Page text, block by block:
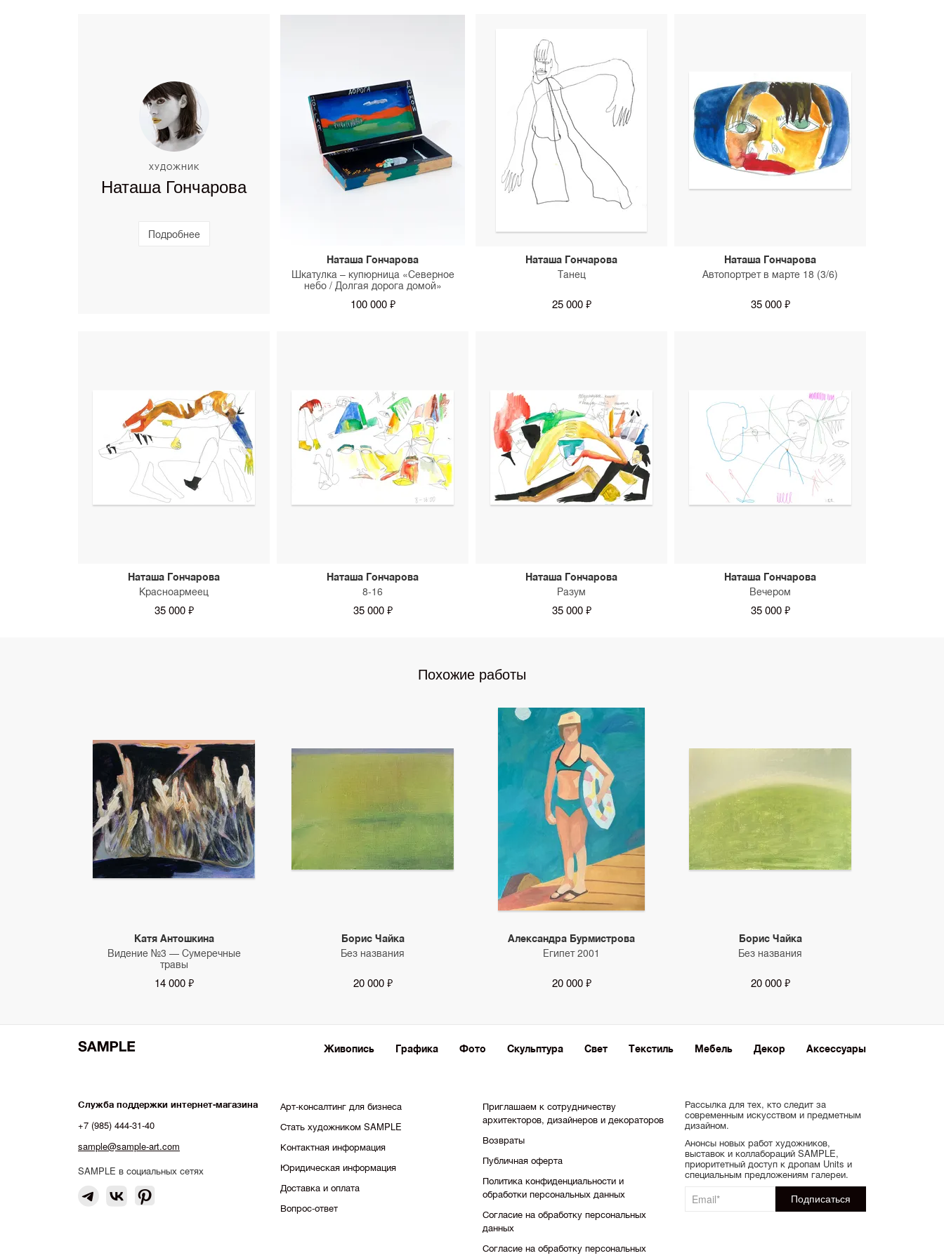
ХУДОЖНИК
Наташа Гончарова
Подробнее
Наташа Гончарова
Шкатулка – купюрница «Северное
небо / Долгая дорога домой»
100 000 ₽
Наташа Гончарова
Танец
25 000 ₽
Наташа Гончарова
Автопортрет в марте 18 (3/6)
35 000 ₽
Наташа Гончарова
Красноармеец
35 000 ₽
Наташа Гончарова
8-16
35 000 ₽
Наташа Гончарова
Разум
35 000 ₽
Наташа Гончарова
Вечером
35 000 ₽
Похожие работы
Катя Антошкина
Видение №3 — Сумеречные
травы
14 000 ₽
Борис Чайка
Без названия
20 000 ₽
Александра Бурмистрова
Египет 2001
20 000 ₽
Борис Чайка
Без названия
20 000 ₽
Живопись Графика Фото Скульптура Свет Текстиль Мебель Декор Аксессуары
Служба поддержки интернет-магазина
+7 (985) 444-31-40
sample@sample-art.com
SAMPLE в социальных сетях
Арт-консалтинг для бизнеса
Стать художником SAMPLE
Контактная информация
Юридическая информация
Доставка и оплата
Вопрос-ответ
Приглашаем к сотрудничеству
архитекторов, дизайнеров и декораторов
Возвраты
Публичная оферта
Политика конфиденциальности и
обработки персональных данных
Согласие на обработку персональных
данных
Согласие на обработку персональных
Рассылка для тех, кто следит за
современным искусством и предметным
дизайном.
Анонсы новых работ художников,
выставок и коллабораций SAMPLE,
приоритетный доступ к дропам Units и
специальным предложениям галереи.